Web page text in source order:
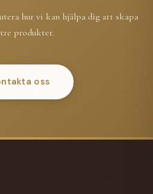
hur vi kan hjälpa dig att skapa
produkter.
oss